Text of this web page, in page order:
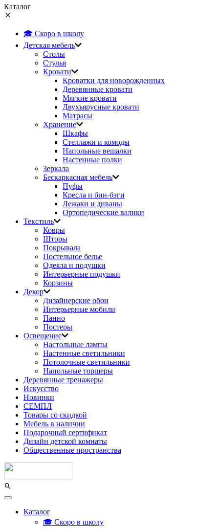
Каталог
🎓 Скоро в школу
Детская мебель
Столы
Стулья
Кровати
Кроватки для новорожденных
Деревянные кровати
Мягкие кровати
Двухъярусные кровати
Матрасы
Хранение
Шкафы
Стеллажи и комоды
Напольные вешалки
Настенные полки
Зеркала
Бескаркасная мебель
Пуфы
Кресла и бин-бэги
Лежаки и диваны
Ортопедические валики
Текстиль
Ковры
Шторы
Покрывала
Постельное белье
Одеяла и подушки
Интерьерные подушки
Корзины
Декор
Дизайнерские обои
Интерьерные мобили
Панно
Постеры
Освещение
Настольные лампы
Настенные светильники
Потолочные светильники
Напольные торшеры
Деревянные тренажеры
Искусство
Новинки
СЕМПЛ
Товары со скидкой
Мебель в наличии
Подарочный сертификат
Дизайн детской комнаты
Общественные пространства
Каталог
🎓 Скоро в школу